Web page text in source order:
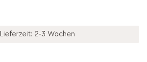
Lieferzeit: 2-3 Wochen